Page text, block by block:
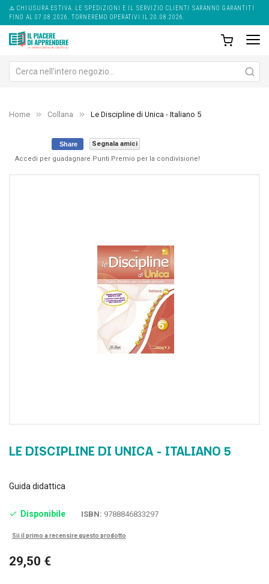
⚠️ CHIUSURA ESTIVA. LE SPEDIZIONI E IL SERVIZIO CLIENTI SARANNO GARANTITI
FINO AL 07.08.2026. TORNEREMO OPERATIVI IL 20.08.2026.
Home Collana Le Discipline di Unica - Italiano 5
Share
Segnala amici
Accedi per guadagnare Punti Premio per la condivisione!
LE DISCIPLINE DI UNICA - ITALIANO 5
Disponibile ISBN: 9788846833297
Sii il primo a recensire questo prodotto
29,50 €
Guida didattica